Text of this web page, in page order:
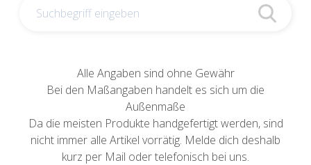
Alle Angaben sind ohne Gewähr
Bei den Maßangaben handelt es sich um die
Außenmaße
Da die meisten Produkte handgefertigt werden, sind
nicht immer alle Artikel vorrätig. Melde dich deshalb
kurz per Mail oder telefonisch bei uns.